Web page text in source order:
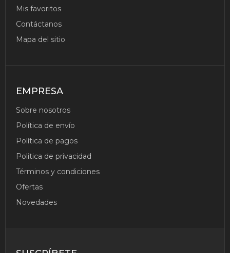
Mis favoritos
Contáctanos
Mapa del sitio
EMPRESA
Sobre nosotros
Política de envío
Política de pagos
Politica de privacidad
Términos y condiciones
Ofertas
Novedades